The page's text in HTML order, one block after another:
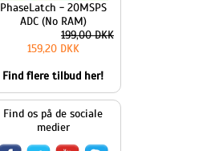
PhaseLatch - 20MSPS
ADC (No RAM)
199,00 DKK
159,20 DKK
Find flere tilbud her!
Find os på de sociale
medier